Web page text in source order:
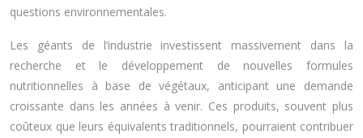
questions environnementales.
Les géants de l’industrie investissent massivement dans la
recherche et le développement de nouvelles formules
nutritionnelles à base de végétaux, anticipant une demande
croissante dans les années à venir. Ces produits, souvent plus
coûteux que leurs équivalents traditionnels, pourraient contribuer